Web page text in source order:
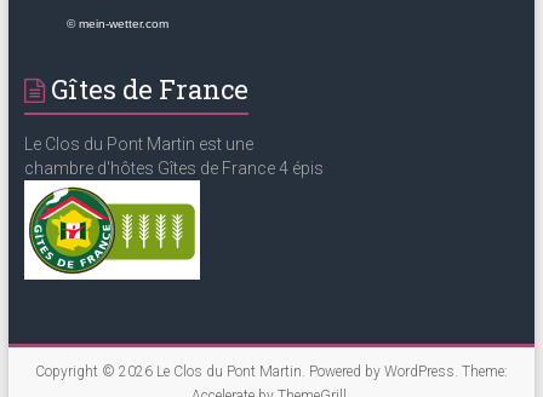
© mein-wetter.com
Gîtes de France
Le Clos du Pont Martin est une
chambre d'hôtes Gîtes de France 4 épis
Copyright © 2026 Le Clos du Pont Martin. Powered by WordPress. Theme: